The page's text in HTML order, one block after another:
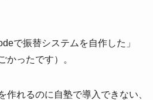
で振替システムを自作した」
かったです）。
れるのに自塾で導入できない、